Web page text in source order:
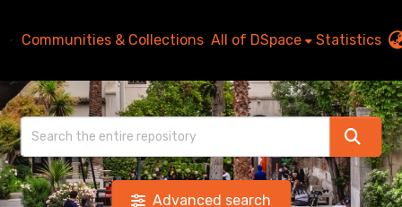
Communities & Collections All of DSpace Statistics
Advanced search